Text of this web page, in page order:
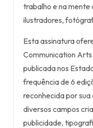
trabalho e na mente
ilustradores,
Esta assinatura
Communication
publicada nos
frequência de 6
reconhecida por
diversos campos
publicidade,